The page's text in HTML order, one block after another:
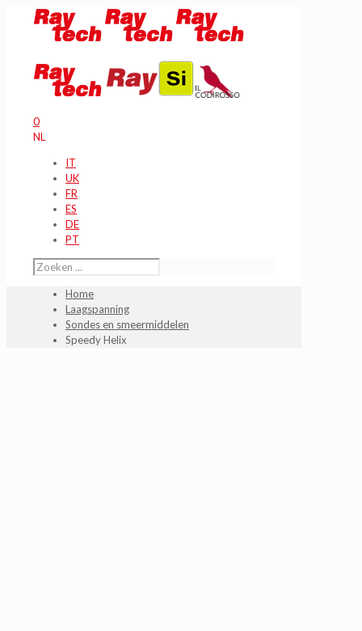
0
NL
IT
UK
FR
ES
DE
PT
Home
Laagspanning
Sondes en smeermiddelen
Speedy Helix